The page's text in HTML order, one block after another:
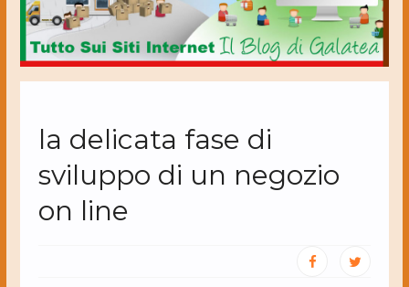
la delicata fase di
sviluppo di un negozio
on line